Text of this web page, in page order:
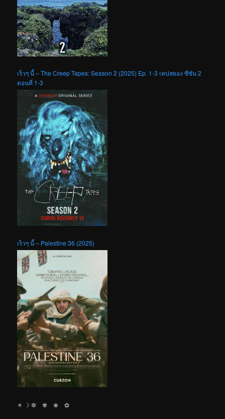
เร็วๆ นี้ – The Creep Tapes: Season 2 (2025) Ep. 1-3 เทปสยอง ซีซัน 2
ตอนที่ 1-3
เร็วๆ นี้ – Palestine 36 (2025)
☀︎ ☽ ❁ ✾ ❀ ✿